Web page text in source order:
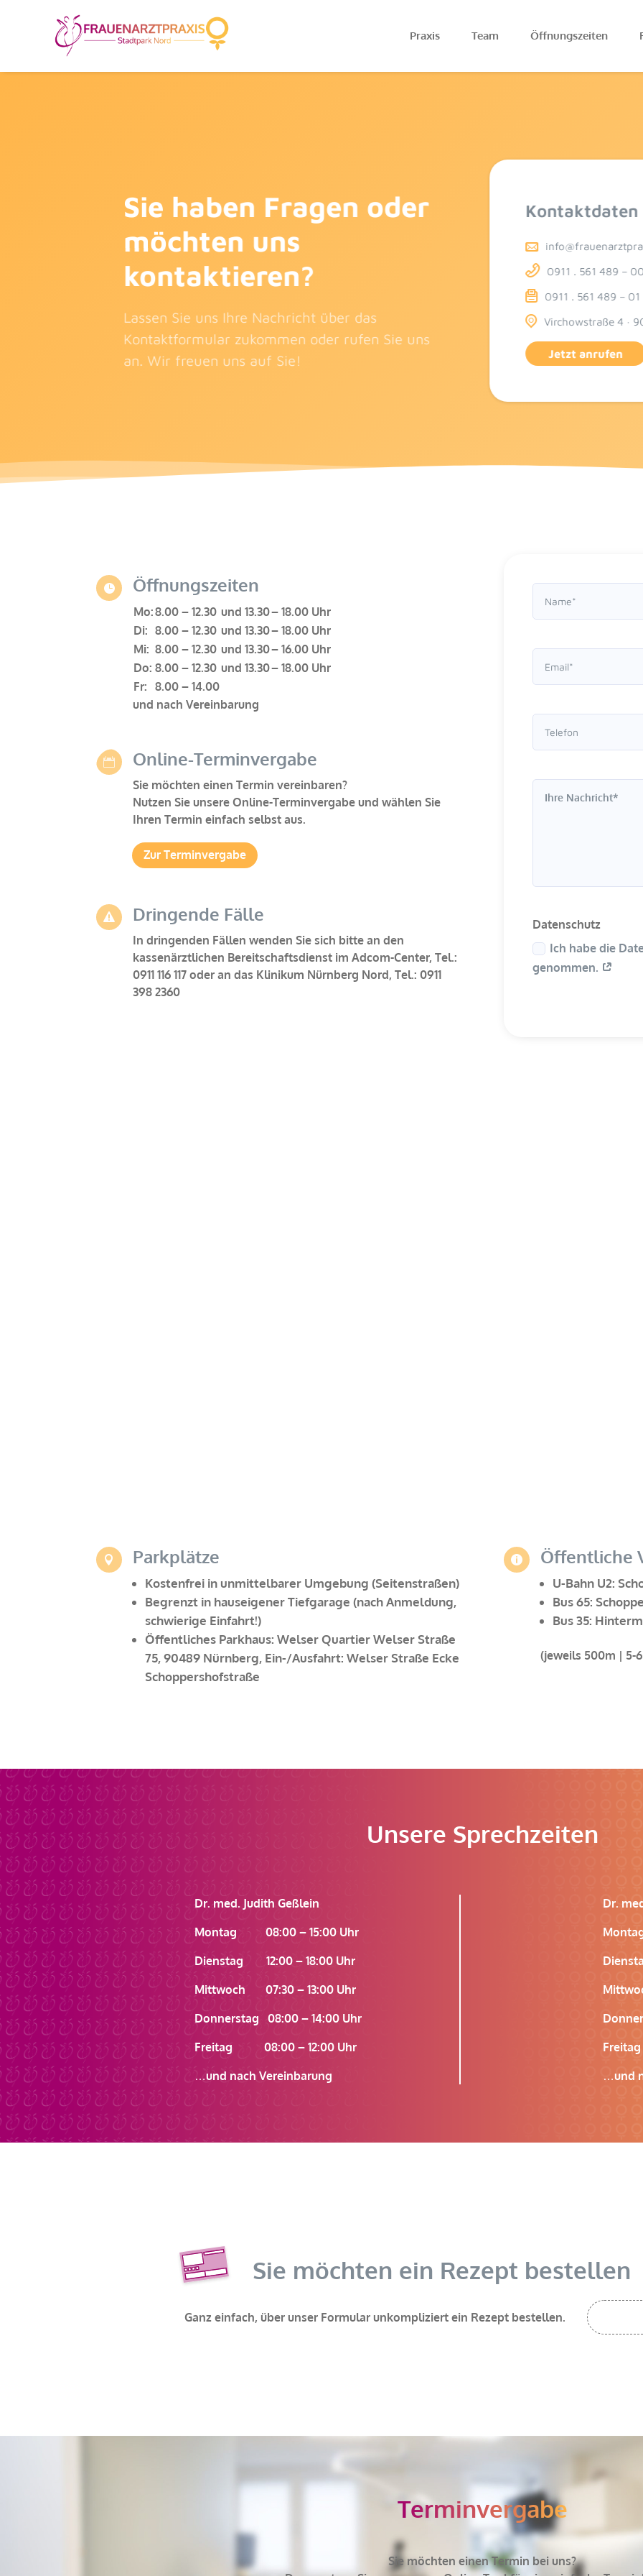
Praxis Team Öffnungszeiten
Sie haben Fragen oder
möchten uns
kontaktieren?
Lassen Sie uns Ihre Nachricht über das
Kontaktformular zukommen oder rufen Sie uns
an. Wir freuen uns auf Sie!
Kontaktdaten
0911 . 561 489 – 00
0911 . 561 489 – 01
Virchowstraße 4 ·
Jetzt anrufen
 Öffnungszeiten
Mo:8.00 – 12.30 und 13.30– 18.00 Uhr
Di: 8.00 – 12.30 und 13.30– 18.00 Uhr
Mi: 8.00 – 12.30 und 13.30– 16.00 Uhr
Do: 8.00 – 12.30 und 13.30– 18.00 Uhr
Fr:
8.00 – 14.00
und nach Vereinbarung
 Online-Terminvergabe
Sie möchten einen Termin vereinbaren?
Nutzen Sie unsere Online-Terminvergabe und wählen Sie
Ihren Termin einfach selbst aus.
Zur Terminvergabe
 Dringende Fälle
In dringenden Fällen wenden Sie sich bitte an den
kassenärztlichen Bereitschaftsdienst im Adcom-Center, Tel.:
0911 116 117 oder an das Klinikum Nürnberg Nord, Tel.: 0911
398 2360
Datenschutz
Ich habe die
genommen.
 Parkplätze
Kostenfrei in unmittelbarer Umgebung (Seitenstraßen)
Begrenzt in hauseigener Tiefgarage (nach Anmeldung,
schwierige Einfahrt!)
Öffentliches Parkhaus: Welser Quartier Welser Straße
75, 90489 Nürnberg, Ein-/Ausfahrt: Welser Straße Ecke
Schoppershofstraße
 Öffentliche
U-Bahn U2:
Bus 65:
Bus 35:
(jeweils 500m | 5-
Unsere Sprechzeiten
Dr. med. Judith Geßlein
Montag 08:00 – 15:00 Uhr
Dienstag 12:00 – 18:00 Uhr
Mittwoch 07:30 – 13:00 Uhr
Donnerstag 08:00 – 14:00 Uhr
Freitag 08:00 – 12:00 Uhr
…und nach Vereinbarung
Dr.
…und
Sie möchten ein Rezept bestellen
Ganz einfach, über unser Formular unkompliziert ein Rezept bestellen.
Terminvergabe
Sie möchten einen Termin bei uns?